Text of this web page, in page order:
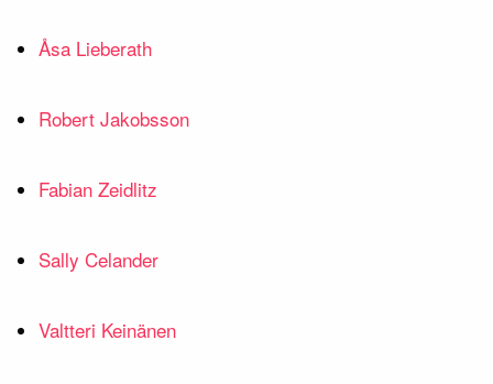
Åsa Lieberath
Robert Jakobsson
Fabian Zeidlitz
Sally Celander
Valtteri Keinänen